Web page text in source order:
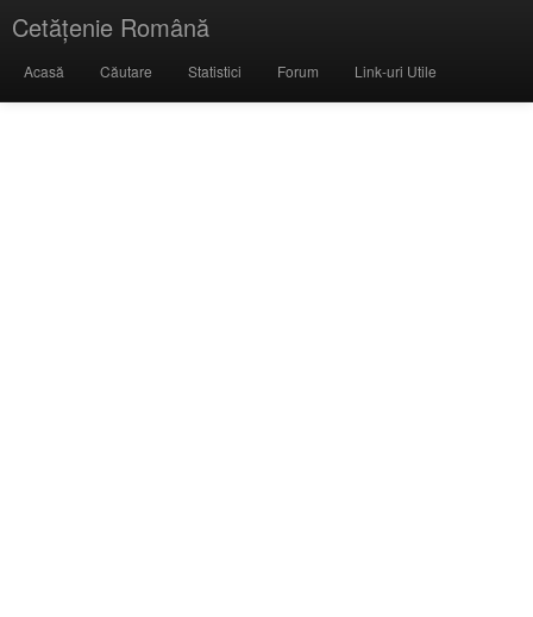
Cetățenie Română
Acasă Căutare Statistici Forum Link-uri Utile